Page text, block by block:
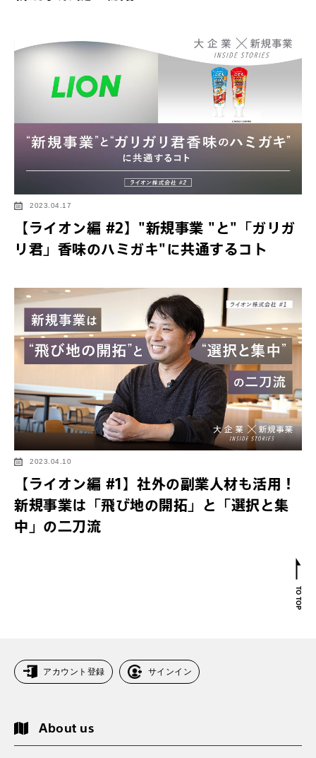
2023.04.17
【ライオン編 #2】"新規事業 "と"「ガリガ
リ君」香味のハミガキ"に共通するコト
2023.04.10
【ライオン編 #1】社外の副業人材も活用！
新規事業は「飛び地の開拓」と「選択と集
中」の二刀流
アカウント登録 サインイン
About us